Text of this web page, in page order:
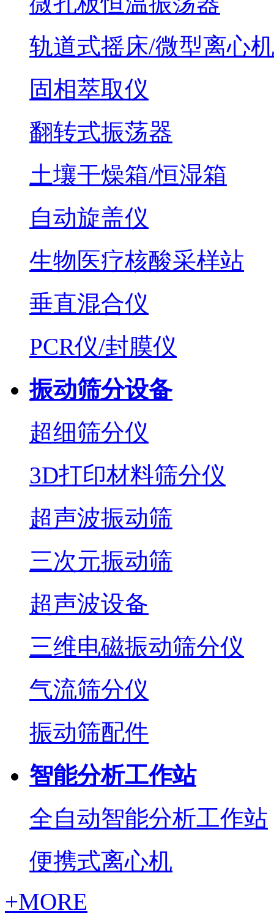
轨道式摇床/微型离心机
固相萃取仪
翻转式振荡器
土壤干燥箱/恒湿箱
自动旋盖仪
生物医疗核酸采样站
垂直混合仪
PCR仪/封膜仪
振动筛分设备
超细筛分仪
3D打印材料筛分仪
超声波振动筛
三次元振动筛
超声波设备
三维电磁振动筛分仪
气流筛分仪
振动筛配件
智能分析工作站
全自动智能分析工作站
便携式离心机
+MORE